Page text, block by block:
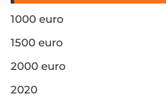
1000 euro
1500 euro
2000 euro
2020